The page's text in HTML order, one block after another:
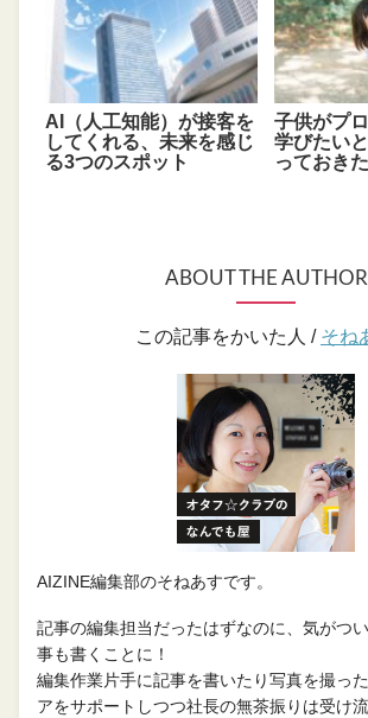
AI（人工知能）が接客を
してくれる、未来を感じ
る3つのスポット
子供がプ
学びたい
っておき
ABOUT THE AUTHOR
この記事をかいた人 / そね
AIZINE編集部のそねあすです。
記事の編集担当だったはずなのに、気がつ
事も書くことに！
編集作業片手に記事を書いたり写真を撮っ
アをサポートしつつ社長の無茶振りは受け